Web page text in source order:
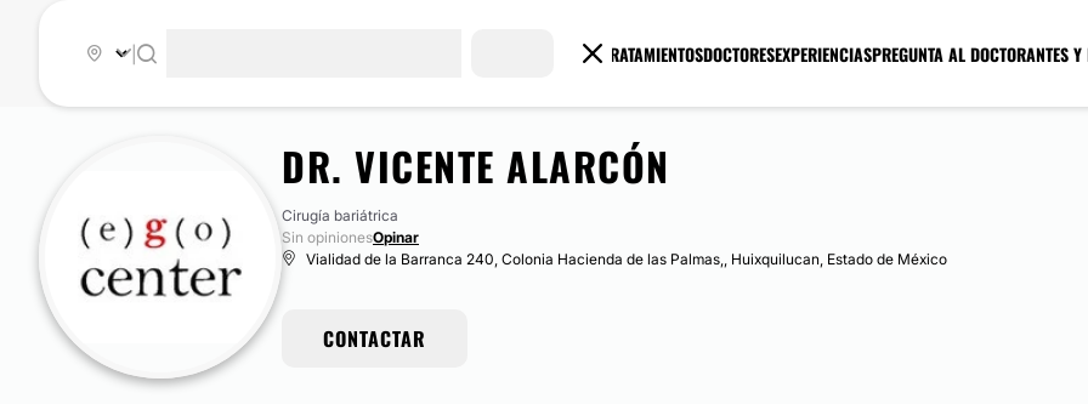
TRATAMIENTOSDOCTORESEXPERIENCIASPREGUNTA AL DOCTORANTES Y
DR. VICENTE ALARCÓN
Cirugía bariátrica
Sin opinionesOpinar
Vialidad de la Barranca 240, Colonia Hacienda de las Palmas,, Huixquilucan, Estado de México
CONTACTAR